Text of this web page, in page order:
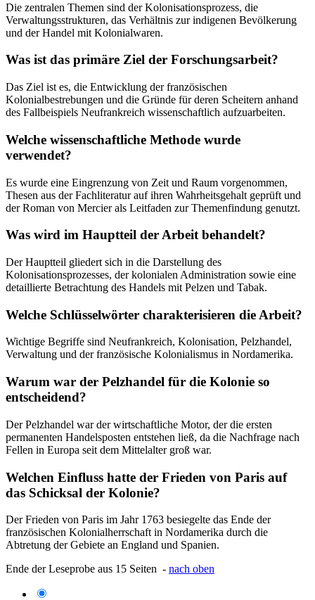
Die zentralen Themen sind der Kolonisationsprozess, die
Verwaltungsstrukturen, das Verhältnis zur indigenen Bevölkerung
und der Handel mit Kolonialwaren.
Was ist das primäre Ziel der Forschungsarbeit?
Das Ziel ist es, die Entwicklung der französischen
Kolonialbestrebungen und die Gründe für deren Scheitern anhand
des Fallbeispiels Neufrankreich wissenschaftlich aufzuarbeiten.
Welche wissenschaftliche Methode wurde
verwendet?
Es wurde eine Eingrenzung von Zeit und Raum vorgenommen,
Thesen aus der Fachliteratur auf ihren Wahrheitsgehalt geprüft und
der Roman von Mercier als Leitfaden zur Themenfindung genutzt.
Was wird im Hauptteil der Arbeit behandelt?
Der Hauptteil gliedert sich in die Darstellung des
Kolonisationsprozesses, der kolonialen Administration sowie eine
detaillierte Betrachtung des Handels mit Pelzen und Tabak.
Welche Schlüsselwörter charakterisieren die Arbeit?
Wichtige Begriffe sind Neufrankreich, Kolonisation, Pelzhandel,
Verwaltung und der französische Kolonialismus in Nordamerika.
Warum war der Pelzhandel für die Kolonie so
entscheidend?
Der Pelzhandel war der wirtschaftliche Motor, der die ersten
permanenten Handelsposten entstehen ließ, da die Nachfrage nach
Fellen in Europa seit dem Mittelalter groß war.
Welchen Einfluss hatte der Frieden von Paris auf
das Schicksal der Kolonie?
Der Frieden von Paris im Jahr 1763 besiegelte das Ende der
französischen Kolonialherrschaft in Nordamerika durch die
Abtretung der Gebiete an England und Spanien.
Ende der Leseprobe aus 15 Seiten - nach oben